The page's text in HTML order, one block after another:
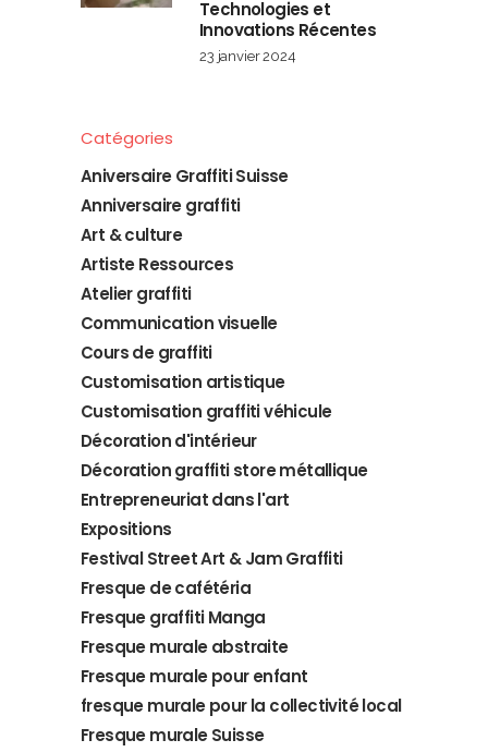
Technologies et
Innovations Récentes
23 janvier 2024
Catégories
Aniversaire Graffiti Suisse
Anniversaire graffiti
Art & culture
Artiste Ressources
Atelier graffiti
Communication visuelle
Cours de graffiti
Customisation artistique
Customisation graffiti véhicule
Décoration d'intérieur
Décoration graffiti store métallique
Entrepreneuriat dans l'art
Expositions
Festival Street Art & Jam Graffiti
Fresque de cafétéria
Fresque graffiti Manga
Fresque murale abstraite
Fresque murale pour enfant
fresque murale pour la collectivité local
Fresque murale Suisse